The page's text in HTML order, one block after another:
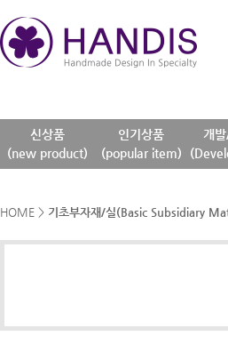
신상품
(new product)
인기상품
(popular item)
개
HOME > 기초부자재/실(Basic Subsidiary